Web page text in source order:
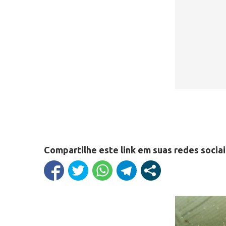
Compartilhe este link em suas redes